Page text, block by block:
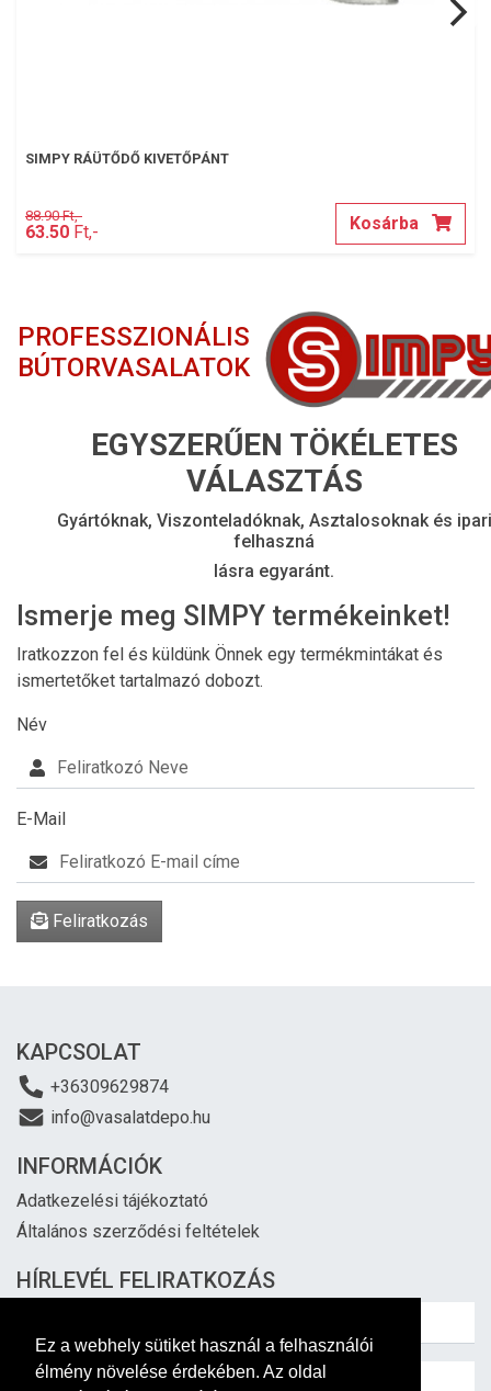
Ez a webhely sütiket használ a felhasználói
élmény növelése érdekében. Az oldal
SIMPY RÁÜTŐDŐ KIVETŐPÁNT
88.90 Ft,-
63.50 Ft,- Kosárba
PROFESSZIONÁLIS
BÚTORVASALATOK
EGYSZERŰEN TÖKÉLETES
VÁLASZTÁS
Gyártóknak, Viszonteladóknak, Asztalosoknak és ipari
felhaszná
lásra egyaránt.
Ismerje meg SIMPY termékeinket!
Iratkozzon fel és küldünk Önnek egy termékmintákat és
ismertetőket tartalmazó dobozt.
Név
E-Mail
Feliratkozás
KAPCSOLAT
+36309629874
info@vasalatdepo.hu
INFORMÁCIÓK
Adatkezelési tájékoztató
Általános szerződési feltételek
HÍRLEVÉL FELIRATKOZÁS